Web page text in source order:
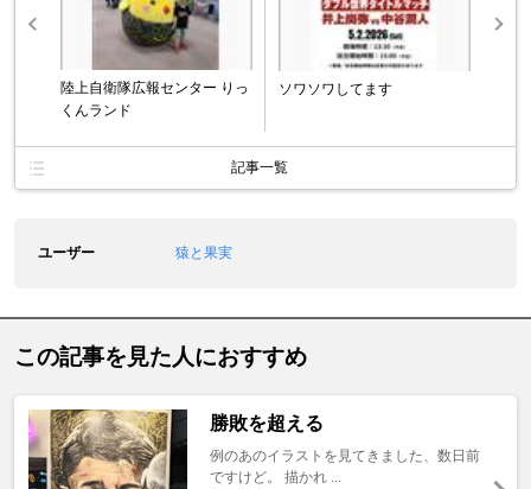
陸上自衛隊広報センター りっ
くんランド
ソワソワしてます
記事一覧
ユーザー 猿と果実
この記事を見た人におすすめ
勝敗を超える
例のあのイラストを見てきました、数日前
ですけど。 描かれ ...